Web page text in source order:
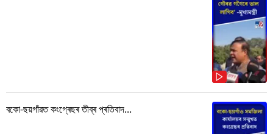
বকো-ছয়গাঁৱত কংগ্ৰেছৰ তীব্ৰ প্ৰতিবাদ...